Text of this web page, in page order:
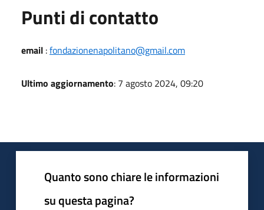
Punti di contatto
email :fondazionenapolitano@gmail.com
Ultimo aggiornamento: 7 agosto 2024, 09:20
Quanto sono chiare le informazioni
su questa pagina?